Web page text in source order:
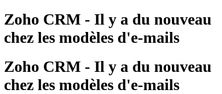
Zoho CRM - Il y a du nouveau
chez les modèles d'e-mails
Zoho CRM - Il y a du nouveau
chez les modèles d'e-mails